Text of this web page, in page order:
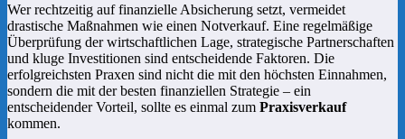
Wer rechtzeitig auf finanzielle Absicherung setzt, vermeidet
drastische Maßnahmen wie einen Notverkauf. Eine regelmäßige
Überprüfung der wirtschaftlichen Lage, strategische Partnerschaften
und kluge Investitionen sind entscheidende Faktoren. Die
erfolgreichsten Praxen sind nicht die mit den höchsten Einnahmen,
sondern die mit der besten finanziellen Strategie – ein
entscheidender Vorteil, sollte es einmal zum Praxisverkauf
kommen.